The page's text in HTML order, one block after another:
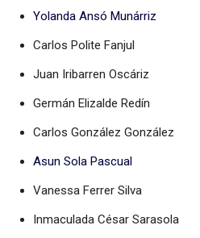
Yolanda Ansó Munárriz
Carlos Polite Fanjul
Juan Iribarren Oscáriz
Germán Elizalde Redín
Carlos González González
Asun Sola Pascual
Vanessa Ferrer Silva
Inmaculada César Sarasola